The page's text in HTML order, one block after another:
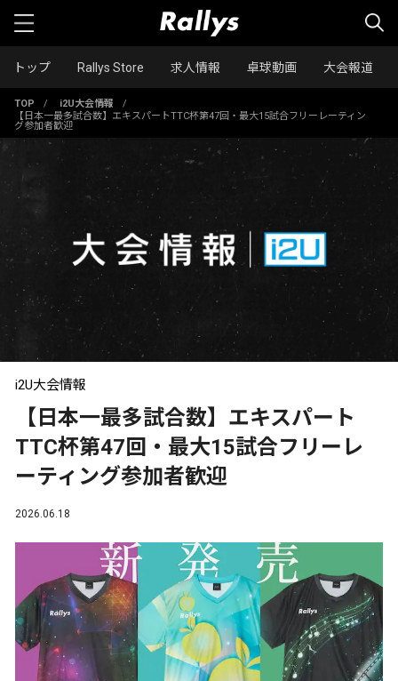
トップ Rallys Store 求人情報 卓球動画 大会報道
TOP / i2U大会情報
/
【日本一最多試合数】エキスパートTTC杯第47回・最大15試合フリーレーティン
グ参加者歓迎
i2U大会情報
【日本一最多試合数】エキスパート
TTC杯第47回・最大15試合フリーレ
ーティング参加者歓迎
2026.06.18